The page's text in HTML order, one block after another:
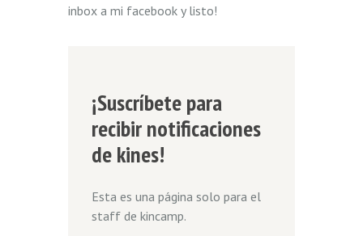
inbox a mi facebook y listo!
¡Suscríbete para
recibir notificaciones
de kines!
Esta es una página solo para el
staff de kincamp.